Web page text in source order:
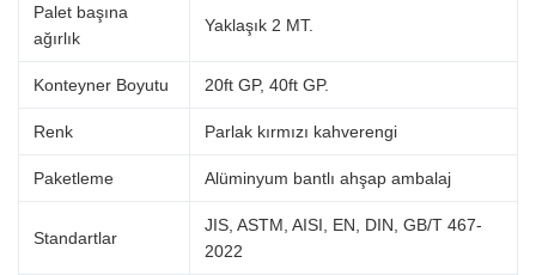
Palet başına
ağırlık
Yaklaşık 2 MT.
Konteyner Boyutu 20ft GP, 40ft GP.
Renk Parlak kırmızı kahverengi
Paketleme Alüminyum bantlı ahşap ambalaj
Standartlar
JIS, ASTM, AISI, EN, DIN, GB/T 467-
2022